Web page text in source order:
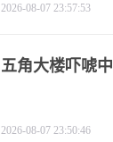
2026-08-07 23:57:53
五角大楼吓唬
2026-08-07 23:50:46